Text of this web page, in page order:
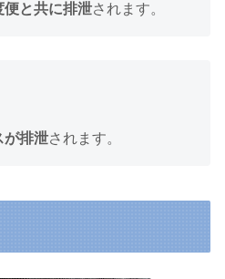
便と共に排泄されます。
が排泄されます。